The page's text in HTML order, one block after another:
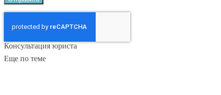
Консультация юриста
Еще по теме